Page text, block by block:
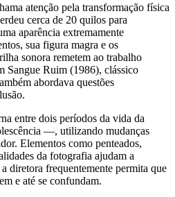
atenção pela transformação física
cerca de 20 quilos para
aparência extremamente
sua figura magra e os
sonora remetem ao trabalho
Sangue Ruim (1986), clássico
abordava questões
entre dois períodos da vida da
—, utilizando mudanças
Elementos como penteados,
da fotografia ajudam a
diretora frequentemente permita que
e até se confundam.